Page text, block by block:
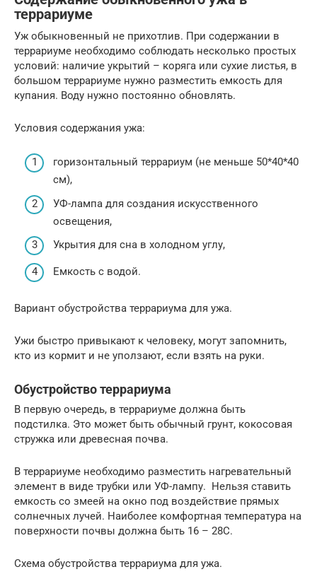
террариуме
Уж обыкновенный не прихотлив. При содержании в
террариуме необходимо соблюдать несколько простых
условий: наличие укрытий – коряга или сухие листья, в
большом террариуме нужно разместить емкость для
купания. Воду нужно постоянно обновлять.
Условия содержания ужа:
горизонтальный террариум (не меньше 50*40*40
см),
УФ-лампа для создания искусственного
освещения,
Укрытия для сна в холодном углу,
Емкость с водой.
Вариант обустройства террариума для ужа.
Ужи быстро привыкают к человеку, могут запомнить,
кто из кормит и не уползают, если взять на руки.
Обустройство террариума
В первую очередь, в террариуме должна быть
подстилка. Это может быть обычный грунт, кокосовая
стружка или древесная почва.
В террариуме необходимо разместить нагревательный
элемент в виде трубки или УФ-лампу. Нельзя ставить
емкость со змеей на окно под воздействие прямых
солнечных лучей. Наиболее комфортная температура на
поверхности почвы должна быть 16 – 28С.
Схема обустройства террариума для ужа.